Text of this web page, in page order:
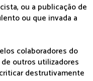
ou a publicação de
ou que invada a
colaboradores do
outros utilizadores
destrutivamente